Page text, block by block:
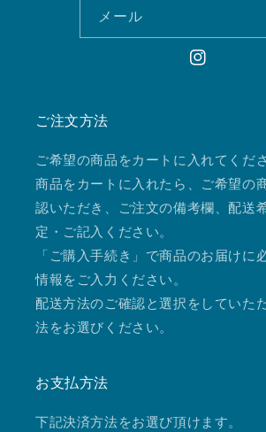
メール
Instagram
ご注文方法
ご希望の商品をカートに入れてくださ
商品をカートに入れたら、ご希望の
認いただき、ご注文の備考欄、配送
定・ご記入ください。
「ご購入手続き」で商品のお届けに
情報をご入力ください。
配送方法のご確認と選択をしていた
法をお選びください。
お支払方法
下記決済方法をお選び頂けます。